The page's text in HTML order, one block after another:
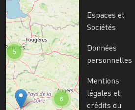
6
5
Espaces et
Sociétés
Données
personnelles
Mentions
légales et
crédits du